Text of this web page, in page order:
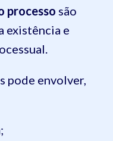
processo são
existência e
pode envolver,